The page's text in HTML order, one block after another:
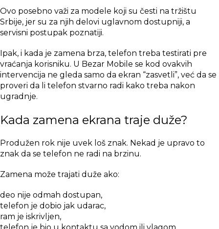
Ovo posebno važi za modele koji su česti na tržištu
Srbije, jer su za njih delovi uglavnom dostupniji, a
servisni postupak poznatiji.
Ipak, i kada je zamena brza, telefon treba testirati pre
vraćanja korisniku. U Bezar Mobile se kod ovakvih
intervencija ne gleda samo da ekran “zasvetli”, već da se
proveri da li telefon stvarno radi kako treba nakon
ugradnje.
Kada zamena ekrana traje duže?
Produžen rok nije uvek loš znak. Nekad je upravo to
znak da se telefon ne radi na brzinu.
Zamena može trajati duže ako:
deo nije odmah dostupan,
telefon je dobio jak udarac,
ram je iskrivljen,
telefon je bio u kontaktu sa vodom ili vlagom,